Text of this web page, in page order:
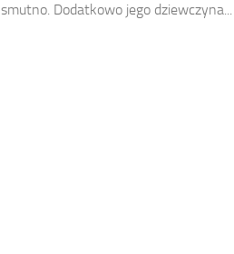
smutno. Dodatkowo jego dziewczyna...